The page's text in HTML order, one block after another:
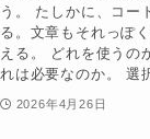
う。 たしかに、コー
る。文章もそれっぽ
える。 どれを使うの
れは必要なのか。 選
2026年4月26日